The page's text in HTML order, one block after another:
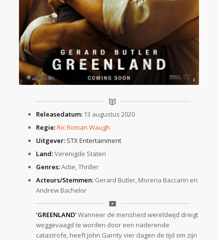
© STX Entertainment
Releasedatum:13 augustus 2020
Regie:Ric Roman Waugh
Uitgever: STX Entertainment
Land:Verenigde Staten
Genres:Actie, Thriller
Acteurs/Stemmen:Gerard Butler, Morena Baccarin en
Andrew Bachelor
‘GREENLAND'Wanneer de mensheid wereldwijd dreigt
weggevaagd te worden door een naderende
catastrofe, heeft John Garrity vier dagen de tijd om zijn